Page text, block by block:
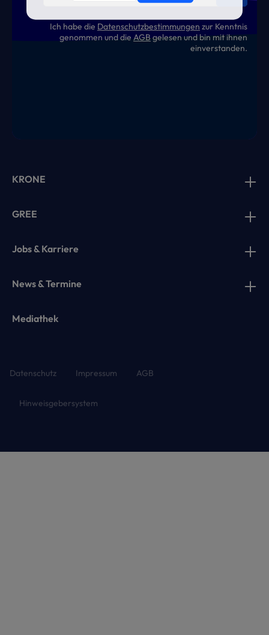
Ich habe die Datenschutzbestimmungen zur Kenntnis
genommen und die AGB gelesen und bin mit ihnen
einverstanden.
KRONE
GREE
Jobs & Karriere
News & Termine
Mediathek
Datenschutz Impressum AGB
Hinweisgebersystem